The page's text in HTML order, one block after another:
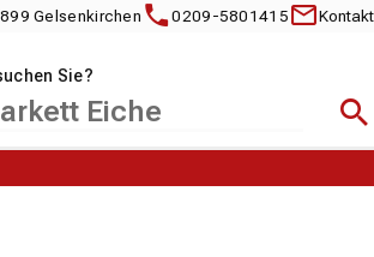
Gelsenkirchen 0209-5801415 Kontakt
Sie?